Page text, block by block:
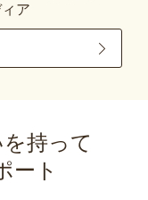
ア
持って
ート